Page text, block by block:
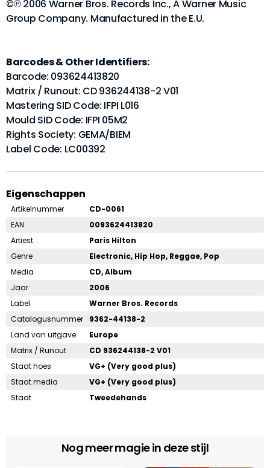
©℗ 2006 Warner Bros. Records Inc., A Warner Music
Group Company. Manufactured in the E.U.
Barcodes & Other Identifiers:
Barcode: 093624413820
Matrix / Runout: CD 936244138-2 V01
Mastering SID Code: IFPI L016
Mould SID Code: IFPI 05M2
Rights Society: GEMA/BIEM
Label Code: LC00392
Eigenschappen
Artikelnummer
CD-0061
EAN
0093624413820
Artiest
Paris Hilton
Genre
Electronic, Hip Hop, Reggae, Pop
Media
CD, Album
Jaar
2006
Label
Warner Bros. Records
Catalogusnummer
9362-44138-2
Land van uitgave
Europe
Matrix / Runout
CD 936244138-2 V01
Staat hoes
VG+ (Very good plus)
Staat media
VG+ (Very good plus)
Staat
Tweedehands
Nog meer magie in deze stijl